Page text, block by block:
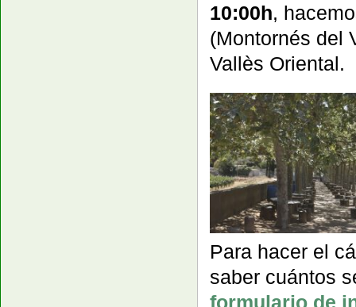
10:00h,
(Montornés del
Vallès Oriental.
Para hacer el
saber cuántos
formulario de